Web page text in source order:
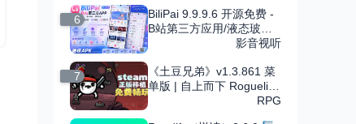
6
BiliPai 9.9.9.6 开源免费 -
B站第三方应用/液态玻璃
影音视听
7
《土豆兄弟》v1.3.861 菜
单版 | 自上而下 Roguelike
RPG